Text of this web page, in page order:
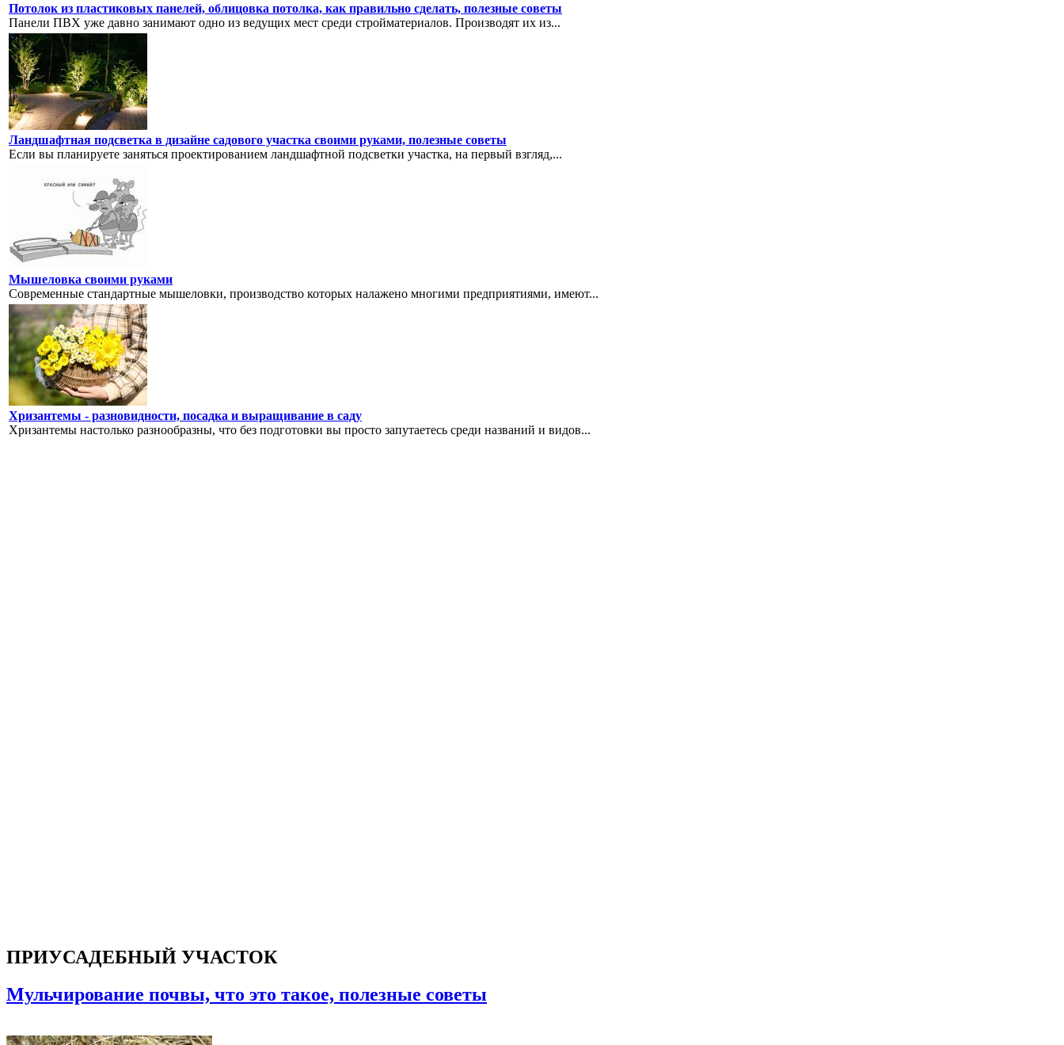
Потолок из пластиковых панелей, облицовка потолка, как правильно сделать, полезные советы
Панели ПВХ уже давно занимают одно из ведущих мест среди стройматериалов. Производят их из...
Ландшафтная подсветка в дизайне садового участка своими руками, полезные советы
Если вы планируете заняться проектированием ландшафтной подсветки участка, на первый взгляд,...
Мышеловка своими руками
Современные стандартные мышеловки, производство которых налажено многими предприятиями, имеют...
Хризантемы - разновидности, посадка и выращивание в саду
Хризантемы настолько разнообразны, что без подготовки вы просто запутаетесь среди названий и видов...
ПРИУСАДЕБНЫЙ УЧАСТОК
Мульчирование почвы, что это такое, полезные советы